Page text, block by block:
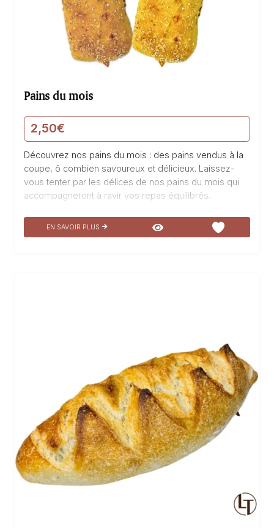
Pains du mois
2,50€
Découvrez nos pains du mois : des pains vendus à la
coupe, ô combien savoureux et délicieux. Laissez-
vous tenter par les délices de nos pains du mois qui
accompagneront à ravir vos repas équilibrés.
EN SAVOIR PLUS